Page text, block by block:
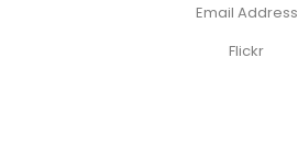
Email Address
Flickr